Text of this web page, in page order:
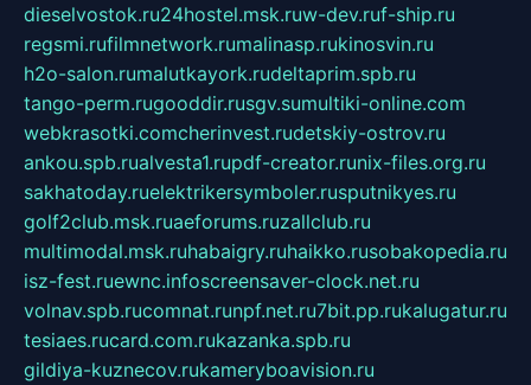
dieselvostok.ru24hostel.msk.ruw-dev.ruf-ship.ru
regsmi.rufilmnetwork.rumalinasp.rukinosvin.ru
h2o-salon.rumalutkayork.rudeltaprim.spb.ru
tango-perm.rugooddir.rusgv.sumultiki-online.com
webkrasotki.comcherinvest.rudetskiy-ostrov.ru
ankou.spb.rualvesta1.rupdf-creator.runix-files.org.ru
sakhatoday.ruelektrikersymboler.rusputnikyes.ru
golf2club.msk.ruaeforums.ruzallclub.ru
multimodal.msk.ruhabaigry.ruhaikko.rusobakopedia.ru
isz-fest.ruewnc.infoscreensaver-clock.net.ru
volnav.spb.rucomnat.runpf.net.ru7bit.pp.rukalugatur.ru
tesiaes.rucard.com.rukazanka.spb.ru
gildiya-kuznecov.rukameryboavision.ru